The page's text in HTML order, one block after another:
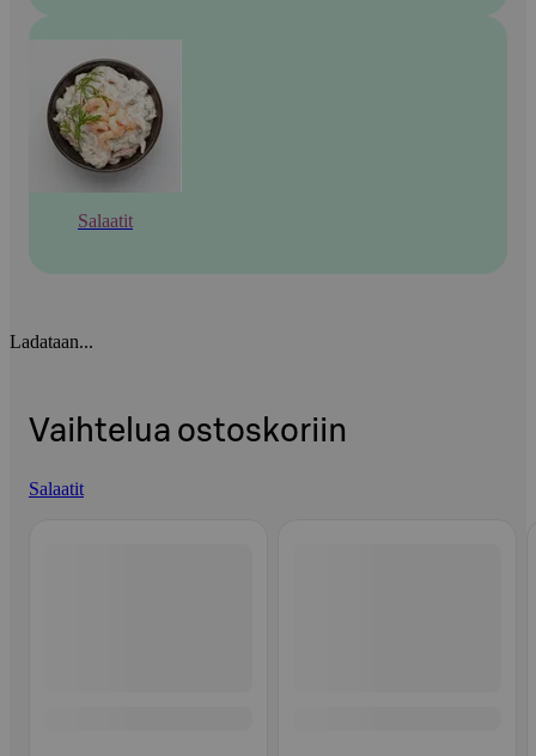
Salaatit
Ladataan...
Vaihtelua ostoskoriin
Salaatit